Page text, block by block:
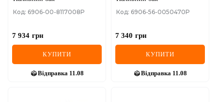
POLESTAR
Код: 6906-00-8117008P
7 934 грн
КУПИТИ
Відправка 11.08
Код: 6906-56-0050470P
7 340 грн
КУПИТИ
Відправка 11.08